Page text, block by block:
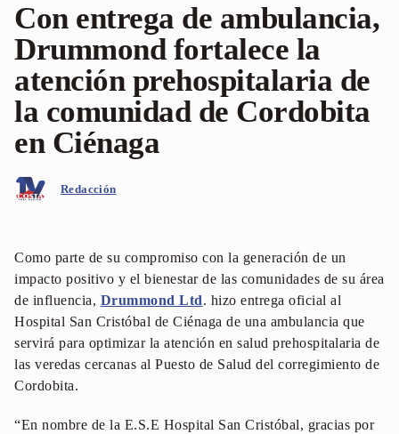
Con entrega de ambulancia,
Drummond fortalece la
atención prehospitalaria de
la comunidad de Cordobita
en Ciénaga
Redacción
Como parte de su compromiso con la generación de un
impacto positivo y el bienestar de las comunidades de su área
de influencia, Drummond Ltd. hizo entrega oficial al
Hospital San Cristóbal de Ciénaga de una ambulancia que
servirá para optimizar la atención en salud prehospitalaria de
las veredas cercanas al Puesto de Salud del corregimiento de
Cordobita.
“En nombre de la E.S.E Hospital San Cristóbal, gracias por